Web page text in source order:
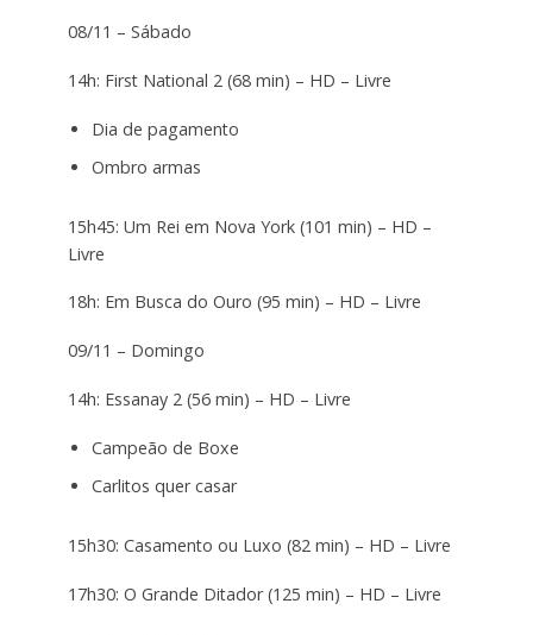
08/11 – Sábado
14h: First National 2 (68 min) – HD – Livre
Dia de pagamento
Ombro armas
15h45: Um Rei em Nova York (101 min) – HD –
Livre
18h: Em Busca do Ouro (95 min) – HD – Livre
09/11 – Domingo
14h: Essanay 2 (56 min) – HD – Livre
Campeão de Boxe
Carlitos quer casar
15h30: Casamento ou Luxo (82 min) – HD – Livre
17h30: O Grande Ditador (125 min) – HD – Livre